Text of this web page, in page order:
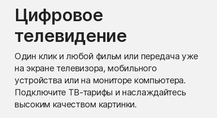
Цифровое
телевидение
Один клик и любой фильм или передача уже
на экране телевизора, мобильного
устройства или на мониторе компьютера.
Подключите ТВ-тарифы и наслаждайтесь
высоким качеством картинки.